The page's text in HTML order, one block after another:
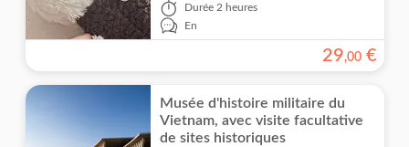
Durée 2 heures
En
29,00 €
Musée d'histoire militaire du
Vietnam, avec visite facultative
de sites historiques